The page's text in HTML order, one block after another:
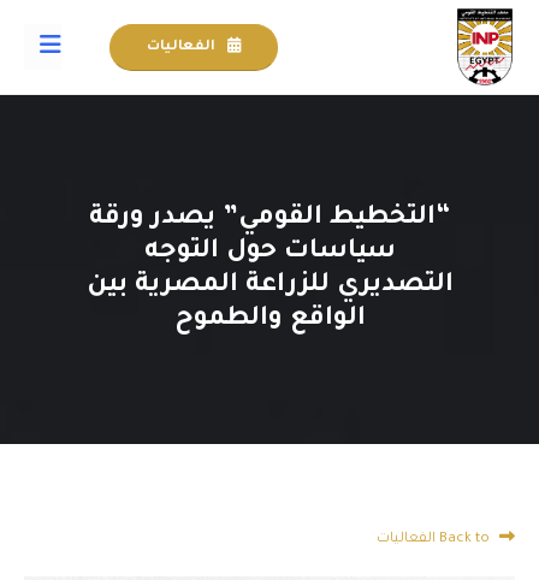
الفعاليات
“التخطيط القومي” يصدر ورقة
سياسات حول التوجه
التصديري للزراعة المصرية بين
الواقع والطموح